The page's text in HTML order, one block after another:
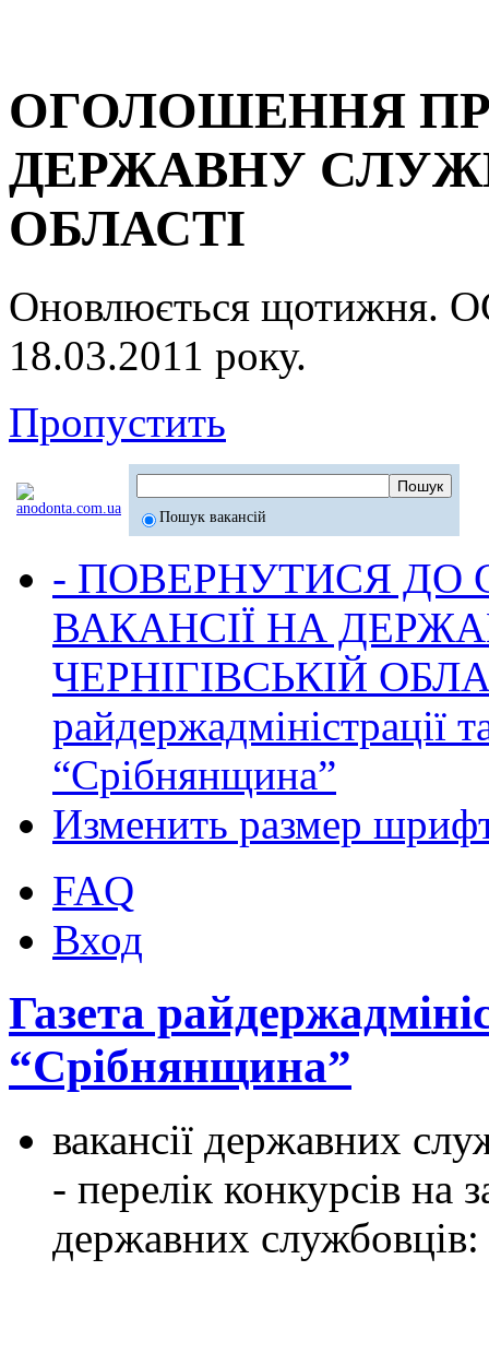
ОГОЛОШЕННЯ
ДЕРЖАВНУ
ОБЛАСТІ
Оновлюється
18.03.2011 року.
Пропустить
Пошук вакансій
- ПОВЕРНУТИСЯ ДО
ВАКАНСІЇ НА
ЧЕРНІГІВСЬКІЙ
райдержадміністрації
“Срібнянщина”
Изменить размер
FAQ
Вход
Газета
“Срібнянщина”
вакансії державних
- перелік конкурсів на
державних службовців: